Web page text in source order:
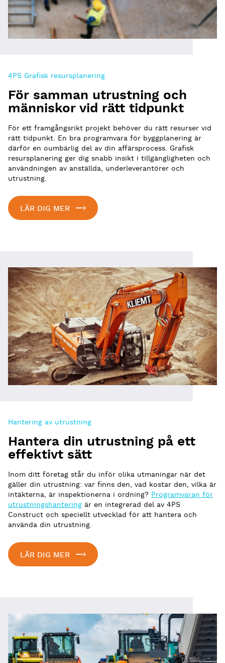
4PS Grafisk resursplanering
För samman utrustning och
människor vid rätt tidpunkt
För ett framgångsrikt projekt behöver du rätt resurser vid
rätt tidpunkt. En bra programvara för byggplanering är
därför en oumbärlig del av din affärsprocess. Grafisk
resursplanering ger dig snabb insikt i tillgängligheten och
användningen av anställda, underleverantörer och
utrustning.
LÄR DIG MER
Hantering av utrustning
Hantera din utrustning på ett
effektivt sätt
Inom ditt företag står du inför olika utmaningar när det
gäller din utrustning: var finns den, vad kostar den, vilka är
intäkterna, är inspektionerna i ordning? Programvaran för
utrustningshantering är en integrerad del av 4PS
Construct och speciellt utvecklad för att hantera och
använda din utrustning.
LÄR DIG MER